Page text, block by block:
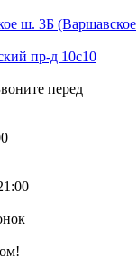
ш. 3Б (Варшавское
пр-д 10с10
перед